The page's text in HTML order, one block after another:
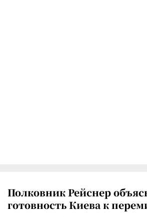
Полковник Рейснер
готовность Киева к